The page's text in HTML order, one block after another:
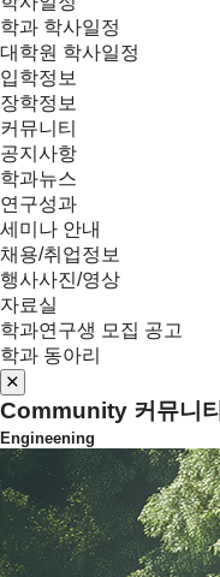
학과 학사일정
대학원 학사일정
입학정보
장학정보
커뮤니티
공지사항
학과뉴스
연구성과
세미나 안내
채용/취업정보
행사사진/영상
자료실
학과연구생 모집 공고
학과 동아리
Community 커뮤니티
Engineening